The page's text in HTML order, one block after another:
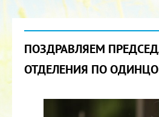
ПОЗДРАВЛЯЕМ
ОТДЕЛЕНИЯ ПО